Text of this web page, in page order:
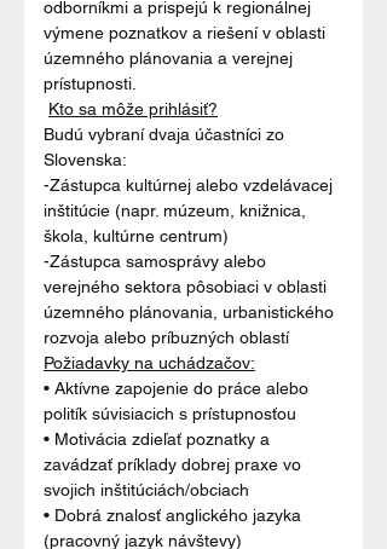
odborníkmi a prispejú k regionálnej
výmene poznatkov a riešení v oblasti
územného plánovania a verejnej
prístupnosti.
Kto sa môže prihlásiť?
Budú vybraní dvaja účastníci zo
Slovenska:
-Zástupca kultúrnej alebo vzdelávacej
inštitúcie (napr. múzeum, knižnica,
škola, kultúrne centrum)
-Zástupca samosprávy alebo
verejného sektora pôsobiaci v oblasti
územného plánovania, urbanistického
rozvoja alebo príbuzných oblastí
Požiadavky na uchádzačov:
• Aktívne zapojenie do práce alebo
politík súvisiacich s prístupnosťou
• Motivácia zdieľať poznatky a
zavádzať príklady dobrej praxe vo
svojich inštitúciách/obciach
• Dobrá znalosť anglického jazyka
(pracovný jazyk návštevy)